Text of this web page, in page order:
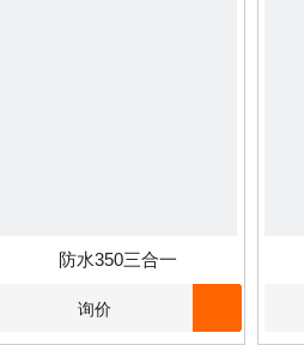
防水350三合一
询价